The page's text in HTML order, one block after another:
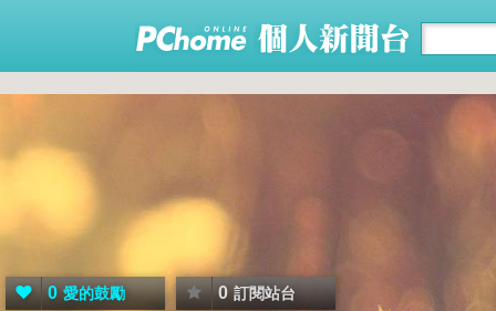
0 愛的鼓勵 0 訂閱站台